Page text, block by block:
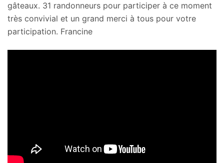
gâteaux. 31 randonneurs pour participer à ce moment
très convivial et un grand merci à tous pour votre
participation. Francine